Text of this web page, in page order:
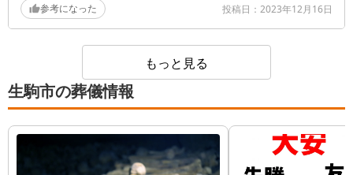
参考になった 投稿日： 2023年12月16日
もっと見る
生駒市の葬儀情報